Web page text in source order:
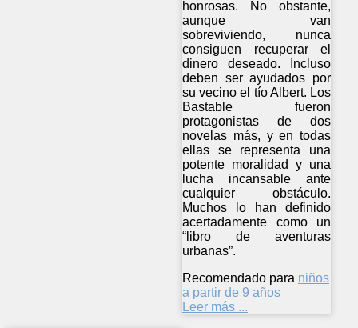
honrosas. No obstante,
aunque van
sobreviviendo, nunca
consiguen recuperar el
dinero deseado. Incluso
deben ser ayudados por
su vecino el tío Albert. Los
Bastable fueron
protagonistas de dos
novelas más, y en todas
ellas se representa una
potente moralidad y una
lucha incansable ante
cualquier obstáculo.
Muchos lo han definido
acertadamente como un
“libro de aventuras
urbanas”.
Recomendado para niños
a partir de 9 años
Leer más ...